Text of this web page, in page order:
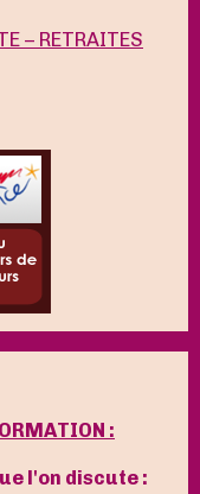
– RETRAITES
:
l'on discute :